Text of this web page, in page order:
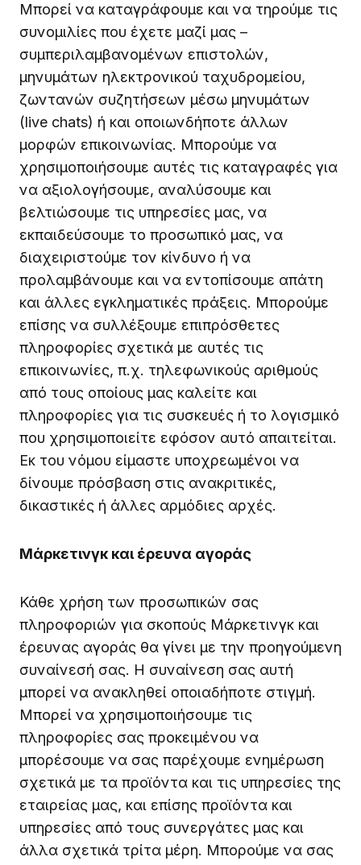
Μπορεί να καταγράφουμε και να τηρούμε τις
συνομιλίες που έχετε μαζί μας –
συμπεριλαμβανομένων επιστολών,
μηνυμάτων ηλεκτρονικού ταχυδρομείου,
ζωντανών συζητήσεων μέσω μηνυμάτων
(live chats) ή και οποιωνδήποτε άλλων
μορφών επικοινωνίας. Μπορούμε να
χρησιμοποιήσουμε αυτές τις καταγραφές για
να αξιολογήσουμε, αναλύσουμε και
βελτιώσουμε τις υπηρεσίες μας, να
εκπαιδεύσουμε το προσωπικό μας, να
διαχειριστούμε τον κίνδυνο ή να
προλαμβάνουμε και να εντοπίσουμε απάτη
και άλλες εγκληματικές πράξεις. Μπορούμε
επίσης να συλλέξουμε επιπρόσθετες
πληροφορίες σχετικά με αυτές τις
επικοινωνίες, π.χ. τηλεφωνικούς αριθμούς
από τους οποίους μας καλείτε και
πληροφορίες για τις συσκευές ή το λογισμικό
που χρησιμοποιείτε εφόσον αυτό απαιτείται.
Εκ του νόμου είμαστε υποχρεωμένοι να
δίνουμε πρόσβαση στις ανακριτικές,
δικαστικές ή άλλες αρμόδιες αρχές.
Μάρκετινγκ και έρευνα αγοράς
Κάθε χρήση των προσωπικών σας
πληροφοριών για σκοπούς Μάρκετινγκ και
έρευνας αγοράς θα γίνει με την προηγούμενη
συναίνεσή σας. Η συναίνεση σας αυτή
μπορεί να ανακληθεί οποιαδήποτε στιγμή.
Μπορεί να χρησιμοποιήσουμε τις
πληροφορίες σας προκειμένου να
μπορέσουμε να σας παρέχουμε ενημέρωση
σχετικά με τα προϊόντα και τις υπηρεσίες της
εταιρείας μας, και επίσης προϊόντα και
υπηρεσίες από τους συνεργάτες μας και
άλλα σχετικά τρίτα μέρη. Μπορούμε να σας